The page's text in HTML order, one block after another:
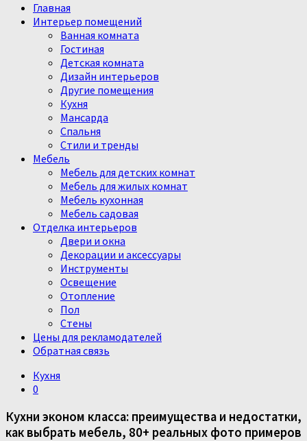
Главная
Интерьер помещений
Ванная комната
Гостиная
Детская комната
Дизайн интерьеров
Другие помещения
Кухня
Мансарда
Спальня
Стили и тренды
Мебель
Мебель для детских комнат
Мебель для жилых комнат
Мебель кухонная
Мебель садовая
Отделка интерьеров
Двери и окна
Декорации и аксессуары
Инструменты
Освещение
Отопление
Пол
Стены
Цены для рекламодателей
Обратная связь
Кухня
0
Кухни эконом класса: преимущества и недостатки,
как выбрать мебель, 80+ реальных фото примеров